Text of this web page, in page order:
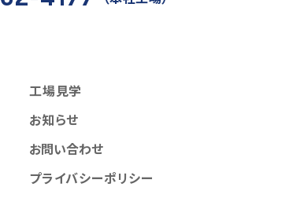
工場見学
お知らせ
お問い合わせ
プライバシーポリシー